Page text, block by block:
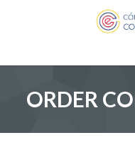
ORDER